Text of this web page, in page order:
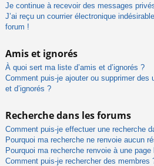
Je continue à recevoir des messages
J’ai reçu un courrier électronique
forum !
Amis et ignorés
À quoi sert ma liste d’amis et d’ignorés ?
Comment puis-je ajouter ou supprimer des
et d’ignorés ?
Recherche dans les forums
Comment puis-je effectuer une recherche
Pourquoi ma recherche ne renvoie aucun
Pourquoi ma recherche renvoie à une page
Comment puis-je rechercher des membres